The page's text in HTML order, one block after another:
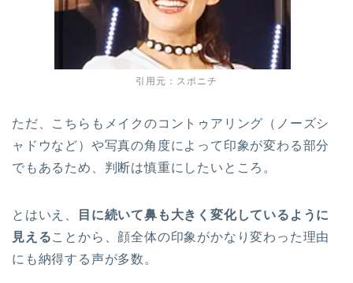
引用元：スポニチ
ただ、こちらもメイクのコントゥアリング（ノーズシ
ャドウなど）や写真の角度によって印象が変わる部分
でもあるため、判断は慎重にしたいところ。
とはいえ、
目に続いて鼻も大きく変化しているように
見えることから、顔全体の印象がかなり変わった理由
にも納得する声が多数。